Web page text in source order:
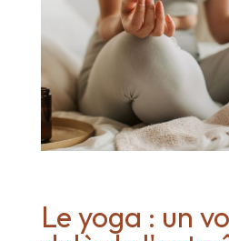
Le yoga : un